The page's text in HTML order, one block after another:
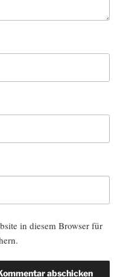
in diesem Browser für